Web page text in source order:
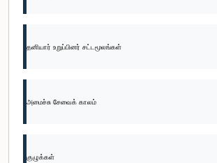
தனியார் உறுப்பினர் சட்டமூலங்கள்
அமைச்சு சேவைக் காலம்
குழுக்கள்